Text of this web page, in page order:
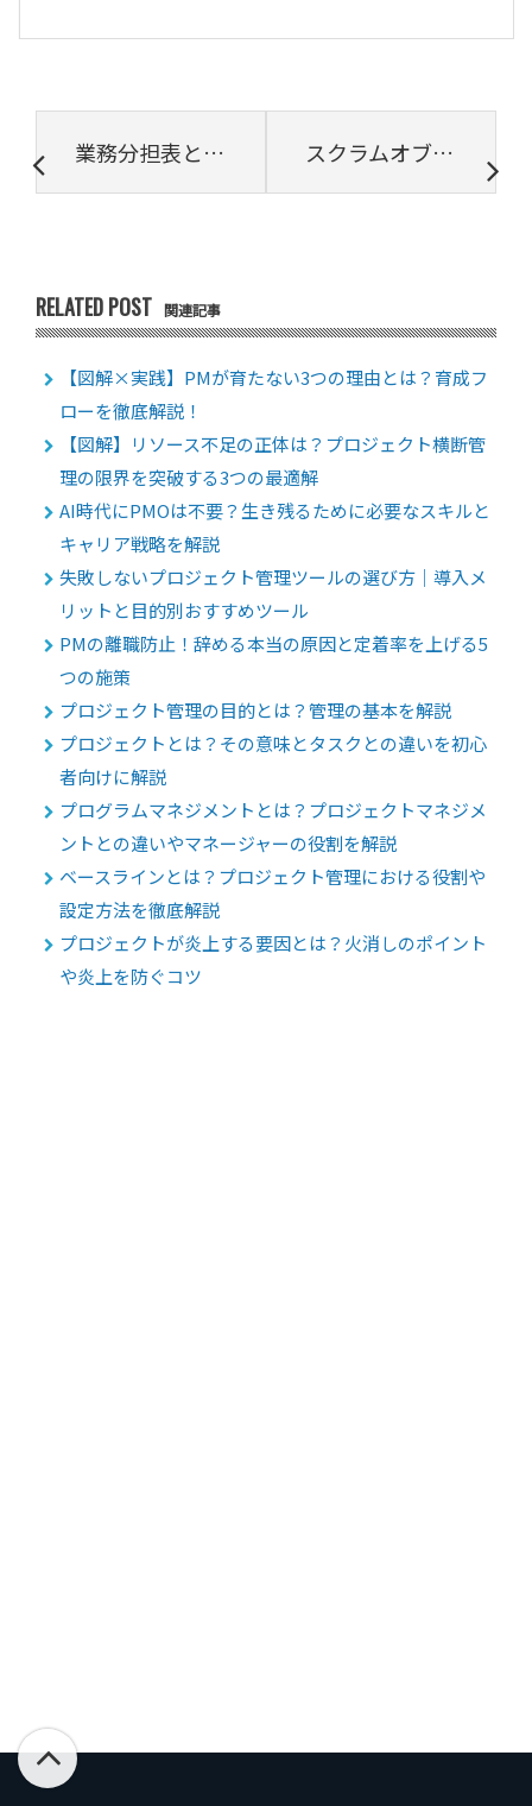
業務分担表とは？活用のポイントや作成方法を解説 スクラムオブスクラムについて理解する｜目的・全体像・ルール・メリットを解説
RELATED POST 関連記事
【図解×実践】PMが育たない3つの理由とは？育成フ
ローを徹底解説！
【図解】リソース不足の正体は？プロジェクト横断管
理の限界を突破する3つの最適解
AI時代にPMOは不要？生き残るために必要なスキルと
キャリア戦略を解説
失敗しないプロジェクト管理ツールの選び方｜導入メ
リットと目的別おすすめツール
PMの離職防止！辞める本当の原因と定着率を上げる5
つの施策
プロジェクト管理の目的とは？管理の基本を解説
プロジェクトとは？その意味とタスクとの違いを初心
者向けに解説
プログラムマネジメントとは？プロジェクトマネジメ
ントとの違いやマネージャーの役割を解説
ベースラインとは？プロジェクト管理における役割や
設定方法を徹底解説
プロジェクトが炎上する要因とは？火消しのポイント
や炎上を防ぐコツ